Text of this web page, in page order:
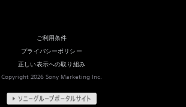
ご利用条件
プライバシーポリシー
正しい表示への取り組み
Copyright 2026 Sony Marketing Inc.